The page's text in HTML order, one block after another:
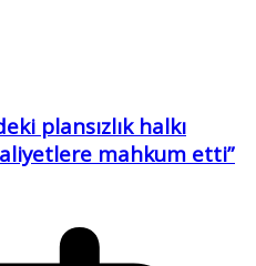
plansızlık halkı
mahkum etti”